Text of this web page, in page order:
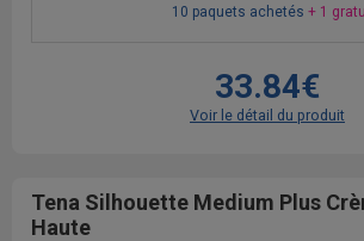
10 paquets achetés + 1
33.84€
Voir le détail du produit
Tena Silhouette Medium Plus
Haute